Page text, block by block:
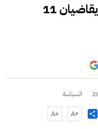
مصر: جمال وعلاء مبارك يقاضيان 11
السياسة
Share